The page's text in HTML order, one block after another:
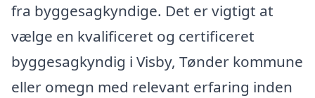
fra byggesagkyndige. Det er vigtigt at
vælge en kvalificeret og certificeret
byggesagkyndig i Visby, Tønder kommune
eller omegn med relevant erfaring inden